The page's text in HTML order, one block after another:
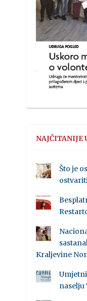
NAJČITANIJE
Što je
Kraljevine
naselju